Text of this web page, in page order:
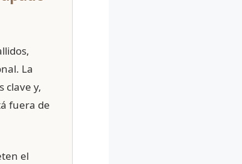
La
clave y,
fuera de
el